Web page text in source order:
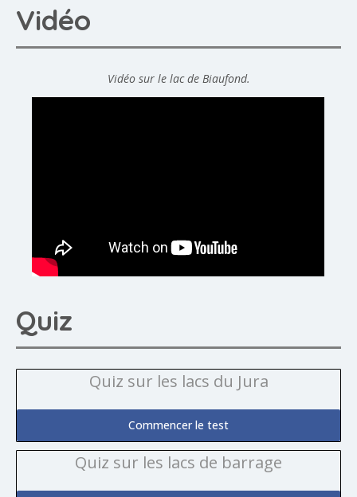
Vidéo
Vidéo sur le lac de Biaufond.
Quiz
Quiz sur les lacs du Jura
Commencer le test
Quiz sur les lacs de barrage